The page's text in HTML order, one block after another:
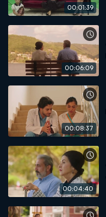
00:01:39
00:06:09
00:08:37
00:04:40